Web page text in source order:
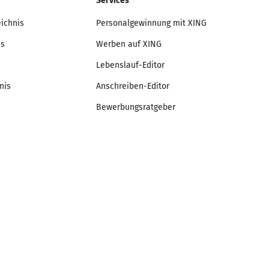
Personalgewinnung mit XING
Werben auf XING
Lebenslauf-Editor
Anschreiben-Editor
Bewerbungsratgeber